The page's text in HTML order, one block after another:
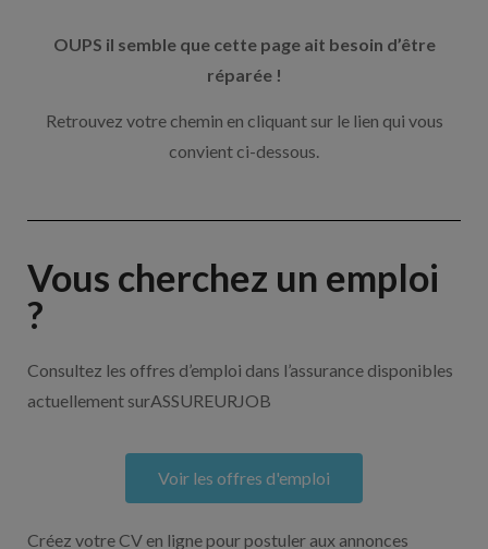
OUPS il semble que cette page ait besoin d’être
réparée !
Retrouvez votre chemin en cliquant sur le lien qui vous
convient ci-dessous.
Vous cherchez un emploi
?
Consultez les offres d’emploi dans l’assurance disponibles
actuellement surASSUREURJOB
Voir les offres d'emploi
Créez votre CV en ligne pour postuler aux annonces